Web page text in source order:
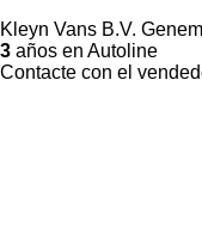
Kleyn Vans B.V.
3 años en Autoline
Contacte con el